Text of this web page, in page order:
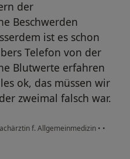
der
Beschwerden
ist es schon
Telefon von der
Blutwerte erfahren
ok, das müssen wir
zweimal falsch war.
f. Allgemeinmedizin • •